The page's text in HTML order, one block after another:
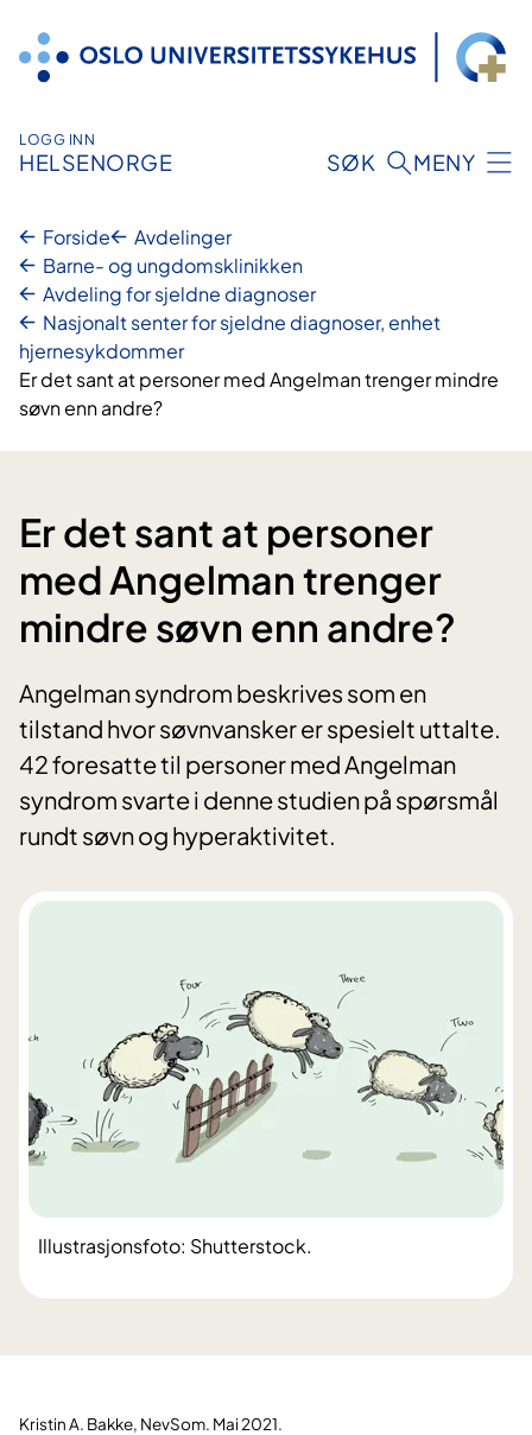
innhold
LOGG INN
HELSENORGE SØK MENY
Forside
Avdelinger
Barne- og ungdomsklinikken
Avdeling for sjeldne diagnoser
Nasjonalt senter for sjeldne diagnoser, enhet
hjernesykdommer
Er det sant at personer med Angelman trenger mindre
søvn enn andre?
Er det sant at personer
med Angelman trenger
mindre søvn enn andre?
Angelman syndrom beskrives som en
tilstand hvor søvnvansker er spesielt uttalte.
42 foresatte til personer med Angelman
syndrom svarte i denne studien på spørsmål
rundt søvn og hyperaktivitet.
Illustrasjonsfoto: Shutterstock.
Kristin A. Bakke, NevSom. Mai 2021.